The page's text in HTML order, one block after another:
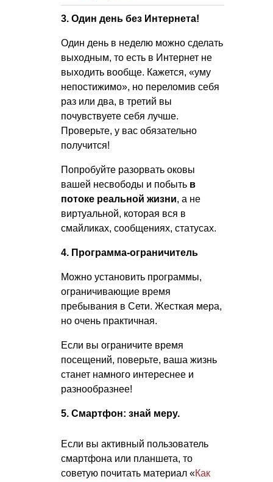
3. Один день без Интернета!
Один день в неделю можно сделать
выходным, то есть в Интернет не
выходить вообще. Кажется, «уму
непостижимо», но переломив себя
раз или два, в третий вы
почувствуете себя лучше.
Проверьте, у вас обязательно
получится!
Попробуйте разорвать оковы
вашей несвободы и побыть в
потоке реальной жизни, а не
виртуальной, которая вся в
смайликах, сообщениях, статусах.
4. Программа-ограничитель
Можно установить программы,
ограничивающие время
пребывания в Сети. Жесткая мера,
но очень практичная.
Если вы ограничите время
посещений, поверьте, ваша жизнь
станет намного интереснее и
разнообразнее!
5. Смартфон: знай меру.
Если вы активный пользователь
смартфона или планшета, то
советую почитать материал «Как